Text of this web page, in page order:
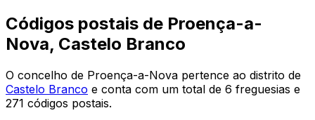
Códigos postais de Proença-a-
Nova, Castelo Branco
O concelho de Proença-a-Nova pertence ao distrito de
Castelo Branco e conta com um total de 6 freguesias e
271 códigos postais.